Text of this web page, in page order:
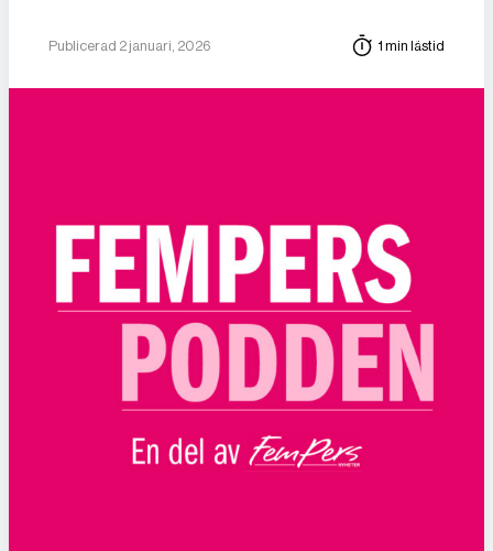
Publicerad 2 januari, 2026 1 min lästid